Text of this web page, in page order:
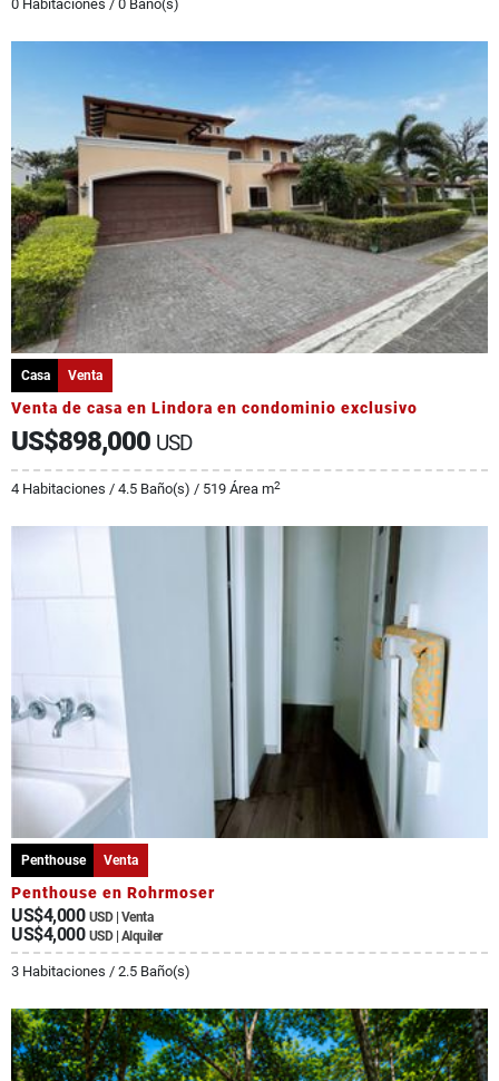
0 Habitaciones / 0 Baño(s)
Casa Venta
Venta de casa en Lindora en condominio exclusivo
US$898,000 USD
4 Habitaciones / 4.5 Baño(s) / 519 Área m2
Penthouse Venta
Penthouse en Rohrmoser
US$4,000 USD | Venta
US$4,000 USD | Alquiler
3 Habitaciones / 2.5 Baño(s)